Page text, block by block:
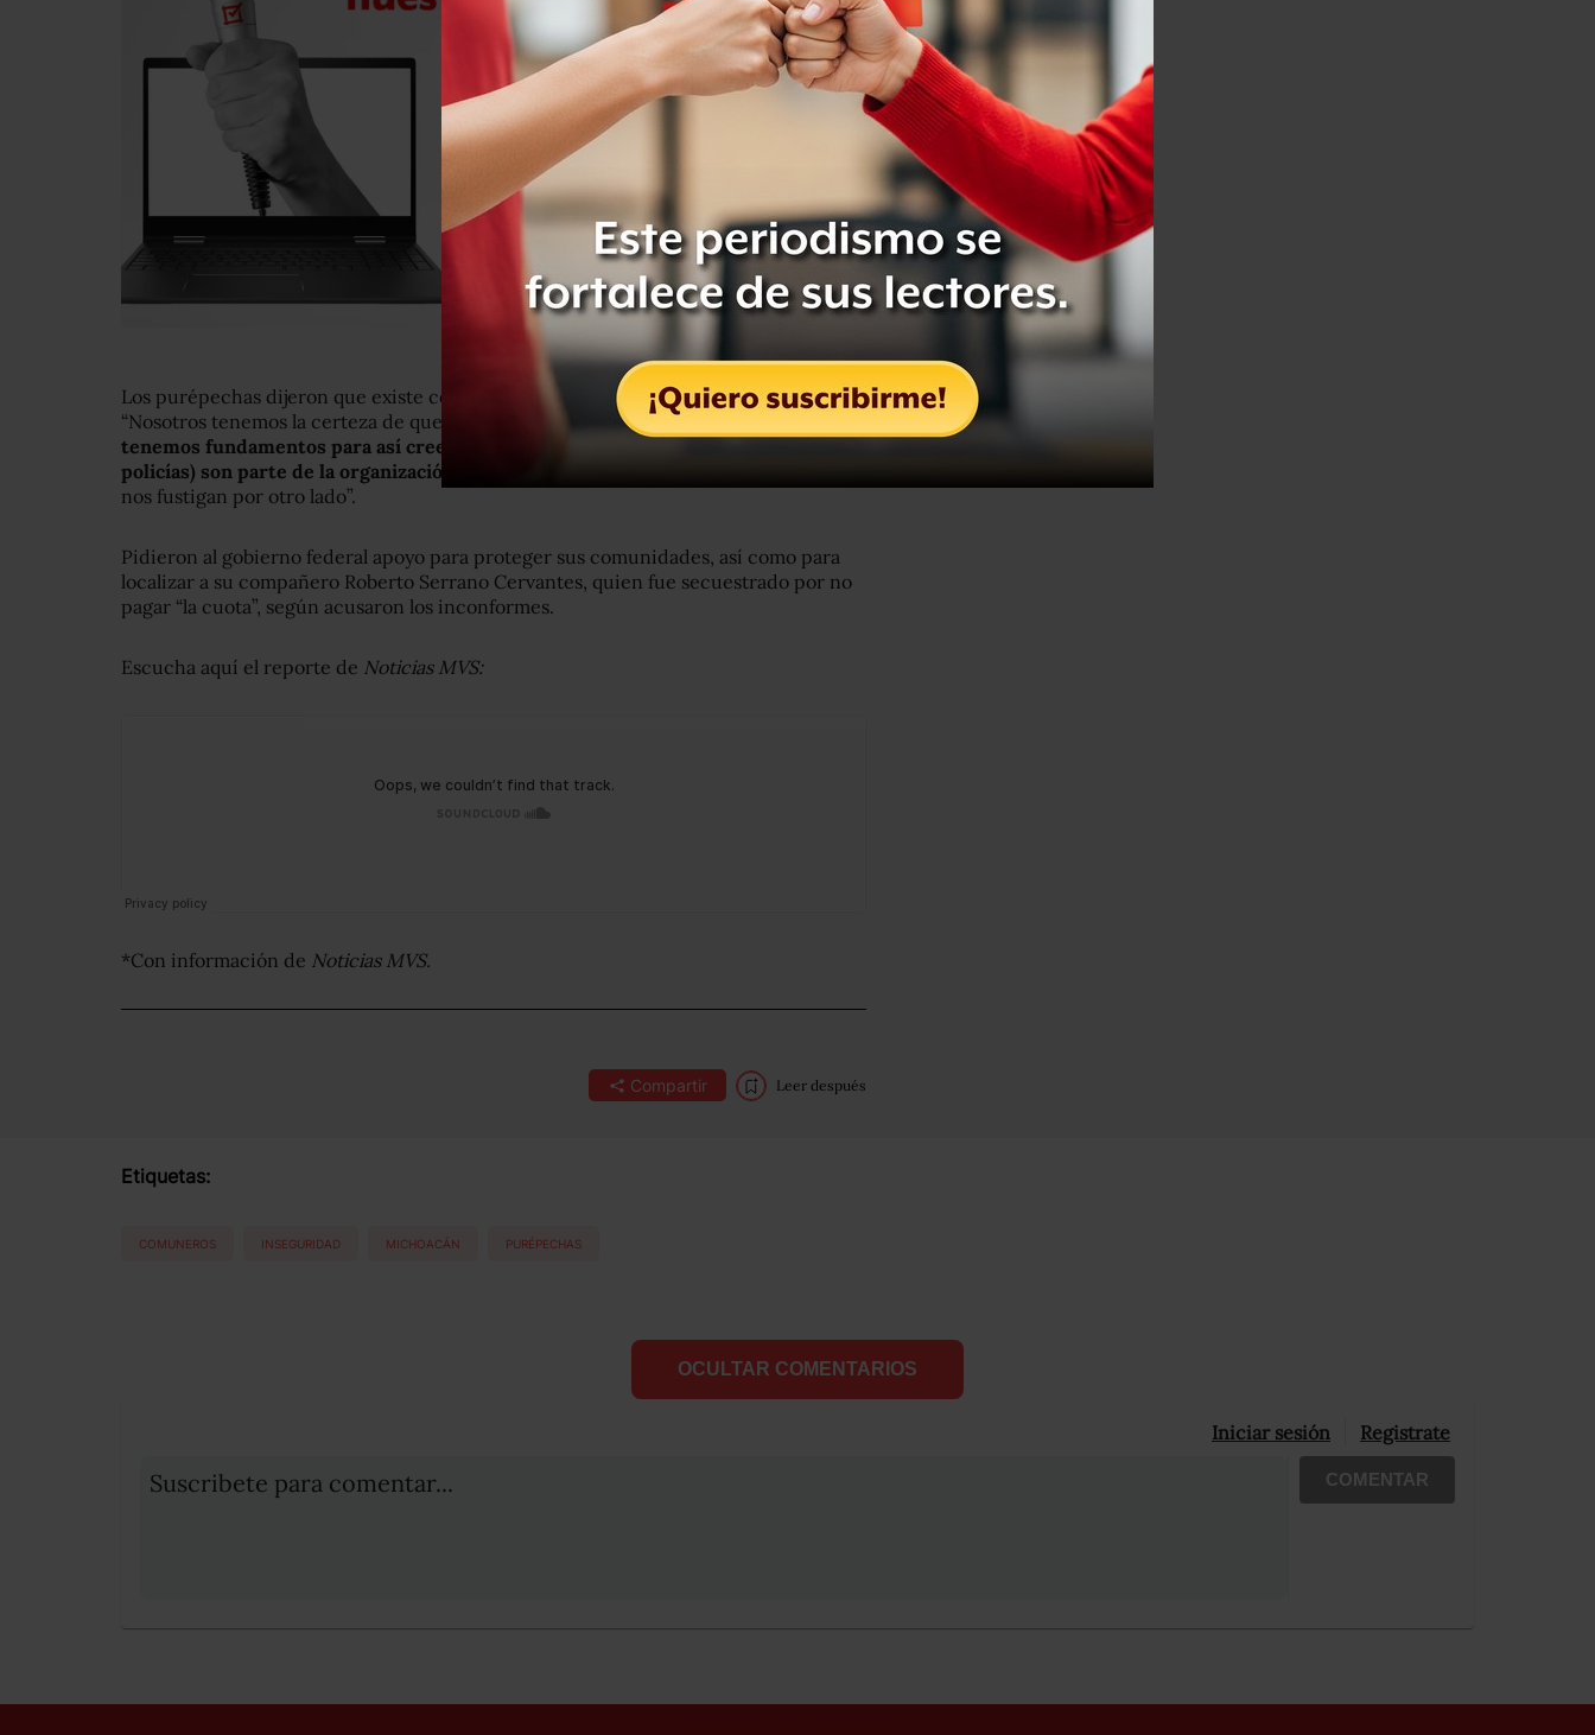
Los purépechas dijeron que existe complicidad entre autoridades y delincuentes:
“Nosotros tenemos la certeza de que no hay voluntad (para protegernos), creemos, y
tenemos fundamentos para así creerlo, que (el presidente municipal y sus
policías) son parte de la organización
nos fustigan por otro lado”.
Pidieron al gobierno federal apoyo para proteger sus comunidades, así como para
localizar a su compañero Roberto Serrano Cervantes, quien fue secuestrado por no
pagar “la cuota”, según acusaron los inconformes.
Escucha aquí el reporte de Noticias MVS:
*Con información de Noticias MVS.
Compartir Leer después
Etiquetas:
COMUNEROS INSEGURIDAD MICHOACÁN PURÉPECHAS
OCULTAR COMENTARIOS
Iniciar sesión Registrate
Suscribete para comentar... COMENTAR